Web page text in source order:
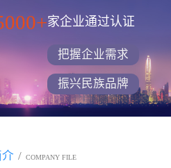
家企业通过认证
把握企业需求
振兴民族品牌
/ COMPANY FILE